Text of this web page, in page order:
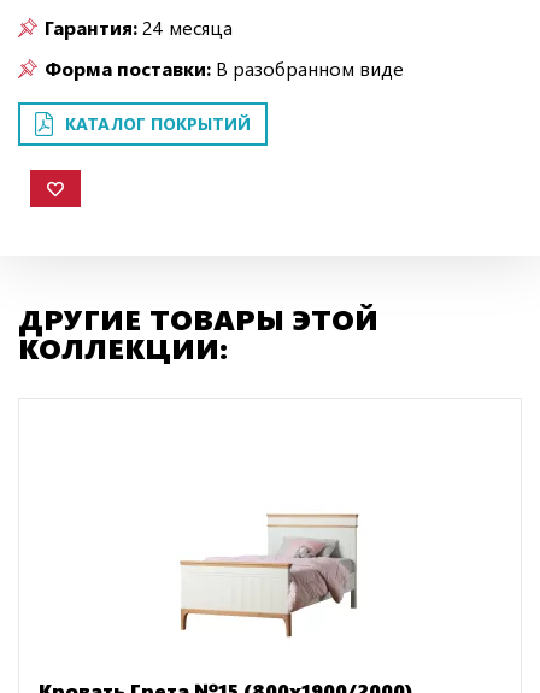
Гарантия:24 месяца
Форма поставки: В разобранном виде
КАТАЛОГ ПОКРЫТИЙ
ДРУГИЕ ТОВАРЫ ЭТОЙ
КОЛЛЕКЦИИ: